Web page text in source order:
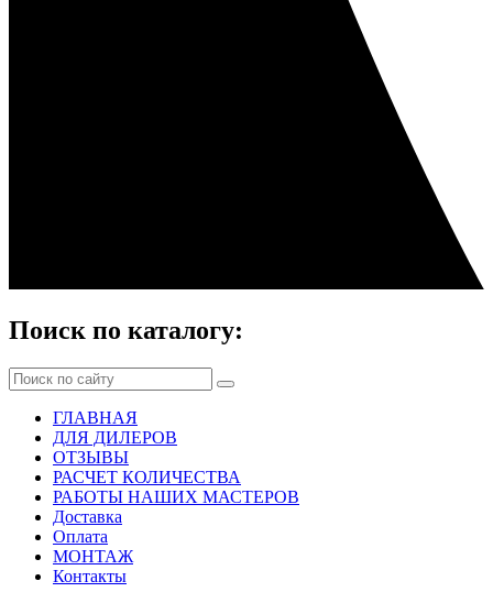
Поиск по каталогу:
ГЛАВНАЯ
ДЛЯ ДИЛЕРОВ
ОТЗЫВЫ
РАСЧЕТ КОЛИЧЕСТВА
РАБОТЫ НАШИХ МАСТЕРОВ
Доставка
Оплата
МОНТАЖ
Контакты